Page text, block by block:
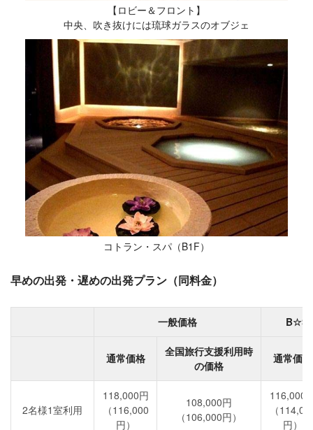
【ロビー＆フロント】
中央、吹き抜けには琉球ガラスのオブジェ
コトラン・スパ（B1F）
早めの出発・遅めの出発プラン（同料金）
一般価格
通常価格
全国旅行支援利用時
の価格
通常価格
2名様1室利用
118,000円
（116,000
円）
108,000円
（106,000円）
116,000
（
円）